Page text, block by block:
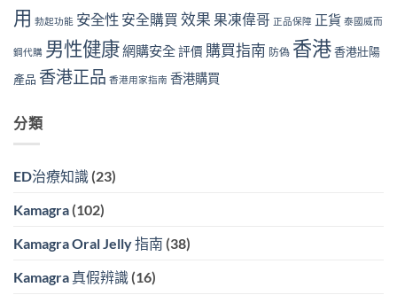
用 勃起功能 安全性 安全購買 效果 果凍偉哥 正品保障 正貨 泰國威而
鋼代購 男性健康網購安全評價 購買指南 防偽 香港香港壯陽
產品 香港正品 香港用家指南 香港購買
分類
ED治療知識 (23)
Kamagra (102)
Kamagra Oral Jelly 指南 (38)
Kamagra 真假辨識 (16)